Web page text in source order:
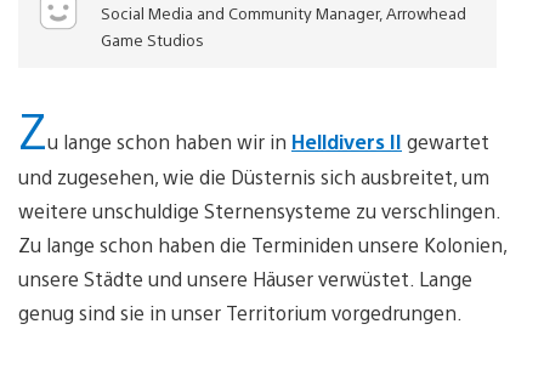
Social Media and Community Manager, Arrowhead
Game Studios
Zu lange schon haben wir in Helldivers II gewartet
und zugesehen, wie die Düsternis sich ausbreitet, um
weitere unschuldige Sternensysteme zu verschlingen.
Zu lange schon haben die Terminiden unsere Kolonien,
unsere Städte und unsere Häuser verwüstet. Lange
genug sind sie in unser Territorium vorgedrungen.